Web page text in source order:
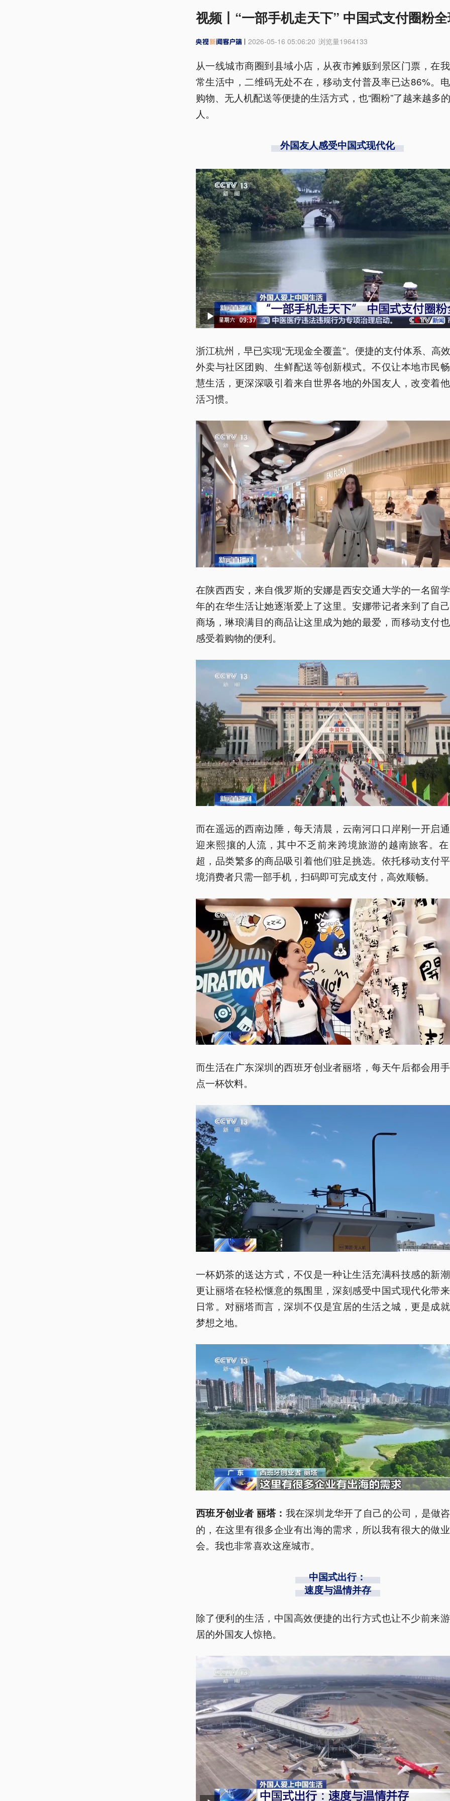
视频丨“一部手机走天下” 中国式支付圈粉
2026-05-16 05:06:20 浏览量1964133
从一线城市商圈到县域小店，从夜市摊贩到景区门票，在
常生活中，二维码无处不在，移动支付普及率已达86%。
购物、无人机配送等便捷的生活方式，也“圈粉”了越来越多
人。
外国友人感受中国式现代化
浙江杭州，早已实现“无现金全覆盖”。便捷的支付体系、高
外卖与社区团购、生鲜配送等创新模式。不仅让本地市民
慧生活，更深深吸引着来自世界各地的外国友人，改变着
活习惯。
在陕西西安，来自俄罗斯的安娜是西安交通大学的一名留
年的在华生活让她逐渐爱上了这里。安娜带记者来到了自
商场，琳琅满目的商品让这里成为她的最爱，而移动支付
感受着购物的便利。
而在遥远的西南边陲，每天清晨，云南河口口岸刚一开启
迎来熙攘的人流，其中不乏前来跨境旅游的越南旅客。
超，品类繁多的商品吸引着他们驻足挑选。依托移动支付
境消费者只需一部手机，扫码即可完成支付，高效顺畅。
而生活在广东深圳的西班牙创业者丽塔，每天午后都会用
点一杯饮料。
一杯奶茶的送达方式，不仅是一种让生活充满科技感的新
更让丽塔在轻松惬意的氛围里，深刻感受中国式现代化带
日常。对丽塔而言，深圳不仅是宜居的生活之城，更是成
梦想之地。
西班牙创业者 丽塔： 我在深圳龙华开了自己的公司，是做
的，在这里有很多企业有出海的需求，所以我有很大的做
会。我也非常喜欢这座城市。
中国式出行：
速度与温情并存
除了便利的生活，中国高效便捷的出行方式也让不少前来
居的外国友人惊艳。